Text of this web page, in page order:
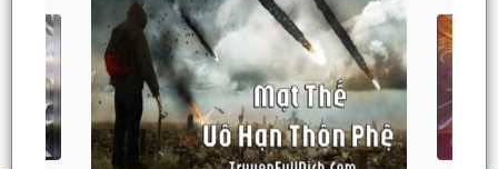
Chương 223: Dư âm gợn sóng (1)